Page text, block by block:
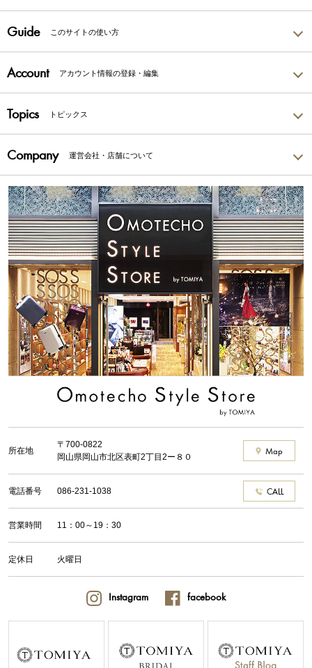
Guide このサイトの使い方
Account アカウント情報の登録・編集
Topics トピックス
Company 運営会社・店舗について
所在地
〒700-0822
岡山県岡山市北区表町2丁目2ー８０
Map
電話番号 086-231-1038 CALL
営業時間 11：00～19：30
定休日 火曜日
Instagram facebook